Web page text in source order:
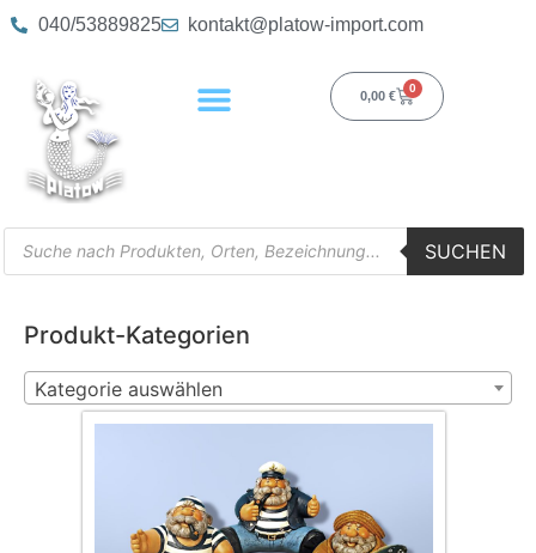
040/53889825 kontakt@platow-import.com
0,00 €
0
SUCHEN
Produkt-Kategorien
Kategorie auswählen